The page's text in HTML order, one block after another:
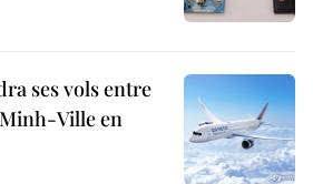
ses vols entre
Ville en